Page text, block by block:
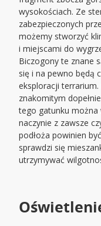
wysokościach. Ze
zabezpieczonych
możemy stworzyć
i miejscami do
Biczogony te znane
się i na pewno będą
eksploracji
znakomitym
tego gatunku można
naczynie z zawsze
podłoża powinien
sprawdzi się
utrzymywać